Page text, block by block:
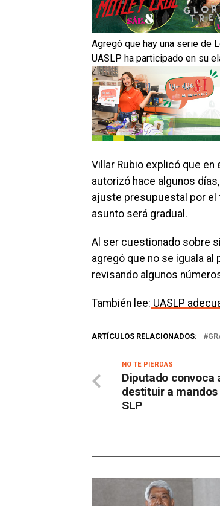
Agregó que hay una serie de
UASLP ha participado en su
Villar Rubio explicó que
autorizó hace algunos
ajuste presupuestal por el
asunto será gradual.
Al ser cuestionado sobre
agregó que no se iguala
revisando algunos
También lee: UASLP
ARTÍCULOS RELACIONADOS:
NO TE PIERDAS
Diputado convoca
destituir a
SLP